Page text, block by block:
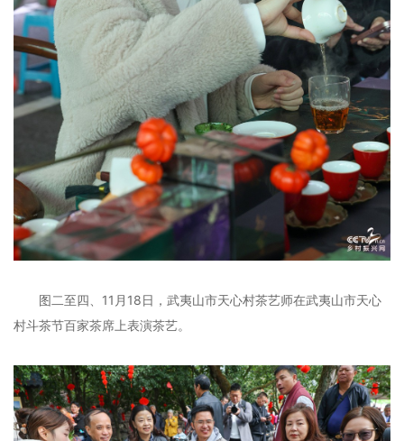
图二至四、11月18日，武夷山市天心村茶艺师在武夷山市天心
村斗茶节百家茶席上表演茶艺。